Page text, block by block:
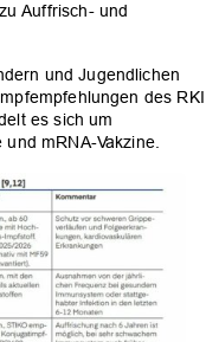
Auffrisch- und
und Jugendlichen
des RKI
es sich um
mRNA-Vakzine.